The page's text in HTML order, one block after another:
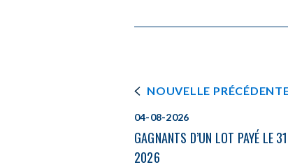
NOUVELLE
04-08-2026
GAGNANTS D’UN LOT PAYÉ LE
2026